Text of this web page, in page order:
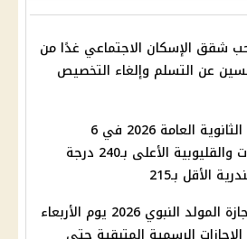
شقق الإسكان الاجتماعي غدًا من
عن التسلم وإلغاء التخصيص
تنسيق الثانوية العامة 2026 في 6
محافظات والقليوبية الأعلى بـ240 درجة
الأقل بـ215
موعد إجازة المولد النبوي 2026 يوم الأربعاء